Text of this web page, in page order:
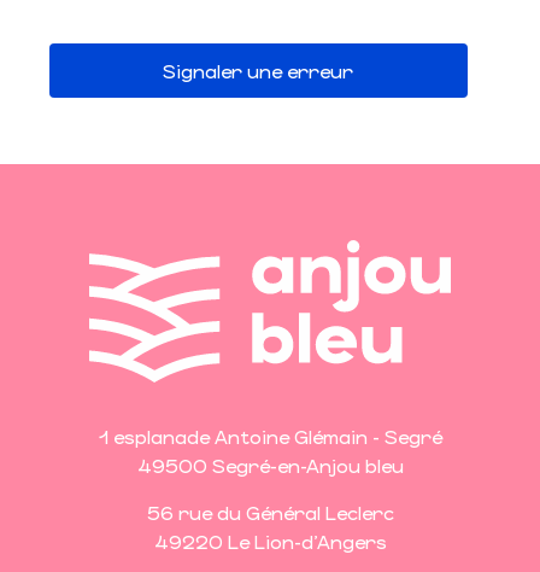
Signaler une erreur
1 esplanade Antoine Glémain - Segré
49500 Segré-en-Anjou bleu
56 rue du Général Leclerc
49220 Le Lion-d'Angers